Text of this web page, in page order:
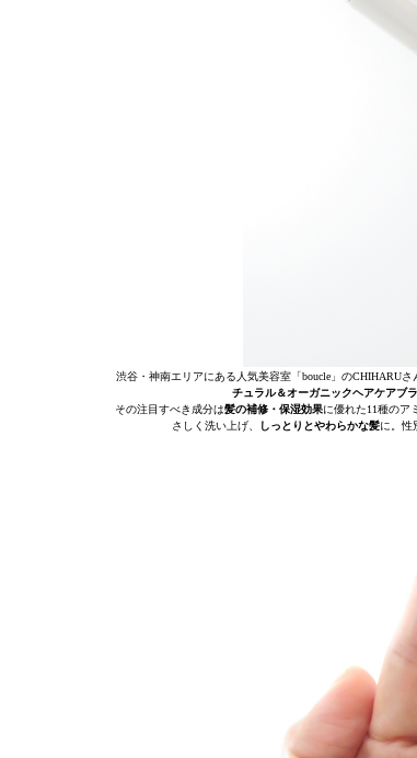
渋谷・神南エリアにある人気美容室「boucle」のCHIHARUさ
チュラル＆オーガニックヘアケアブ
その注目すべき成分は髪の補修・保湿効果に優れた11種のア
さしく洗い上げ、
しっとりとやわらかな髪に。性